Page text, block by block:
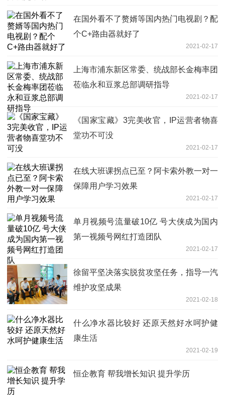
在国外看不了赘婿等国内热门电视剧？配
个C+路由器就好了
2021-02-17
上海市浦东新区常委、统战部长金梅率团
莅临永和豆浆总部调研指导
2021-02-17
《国家宝藏》3完美收官，IP运营者物喜
堂功不可没
2021-02-17
在线大班课拐点已至？阿卡索外教一对一
保障用户学习效果
2021-02-17
单月视频号流量破10亿 号大侠成为国内
第一视频号网红打造团队
2021-02-17
徐留平坚决落实脱贫攻坚任务，指导一汽
维护攻坚成果
2021-02-18
什么净水器比较好 还原天然好水呵护健
康生活
2021-02-19
恒企教育 帮我增长知识 提升学历